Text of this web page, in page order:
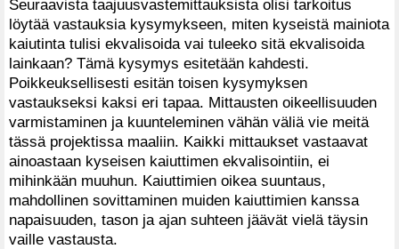
Seuraavista taajuusvastemittauksista olisi tarkoitus
löytää vastauksia kysymykseen, miten kyseistä mainiota
kaiutinta tulisi ekvalisoida vai tuleeko sitä ekvalisoida
lainkaan? Tämä kysymys esitetään kahdesti.
Poikkeuksellisesti esitän toisen kysymyksen
vastaukseksi kaksi eri tapaa. Mittausten oikeellisuuden
varmistaminen ja kuunteleminen vähän väliä vie meitä
tässä projektissa maaliin. Kaikki mittaukset vastaavat
ainoastaan kyseisen kaiuttimen ekvalisointiin, ei
mihinkään muuhun. Kaiuttimien oikea suuntaus,
mahdollinen sovittaminen muiden kaiuttimien kanssa
napaisuuden, tason ja ajan suhteen jäävät vielä täysin
vaille vastausta.